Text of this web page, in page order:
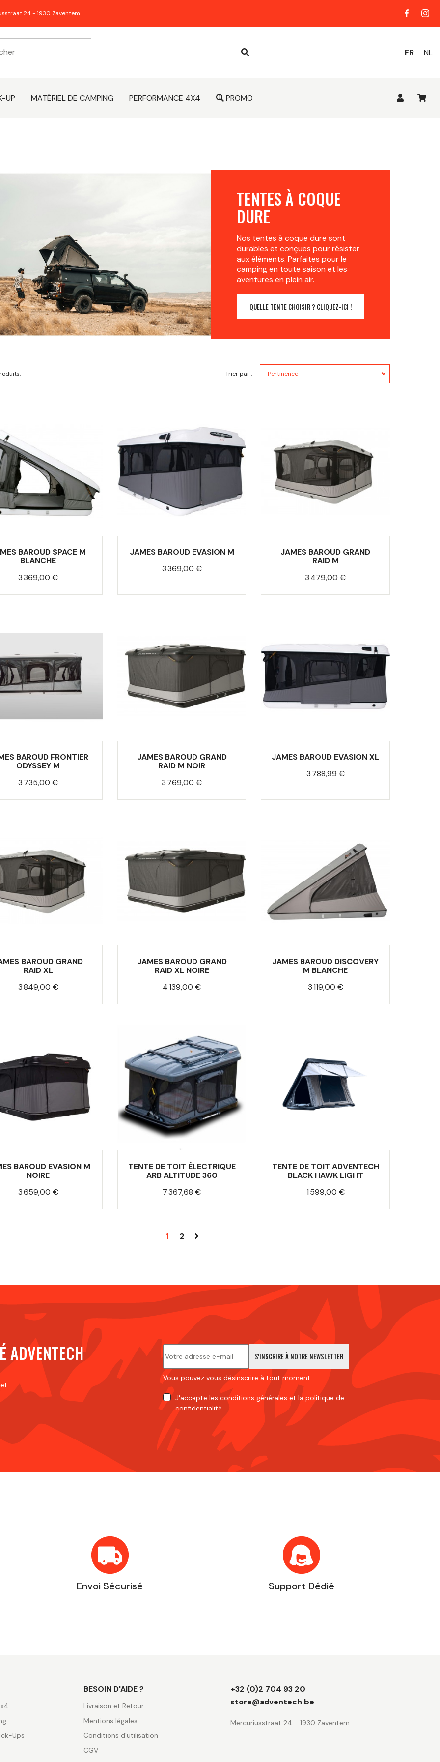
24 - 1930 Zaventem
LANGUE
FR NL
UP MATÉRIEL DE CAMPING PERFORMANCE 4X4 PROMO
TENTES À COQUE
DURE
Nos tentes à coque dure sont
durables et conçues pour résister
aux éléments. Parfaites pour le
camping en toute saison et les
aventures en plein air.
QUELLE TENTE CHOISIR ? CLIQUEZ-ICI !
Trier par :
BAROUD SPACE M
BLANCHE
Prix
3 369,00 €
JAMES BAROUD EVASION M
Prix
3 369,00 €
JAMES BAROUD GRAND
RAID M
Prix
3 479,00 €
BAROUD FRONTIER
ODYSSEY M
Prix
3 735,00 €
JAMES BAROUD GRAND
RAID M NOIR
Prix
3 769,00 €
JAMES BAROUD EVASION XL
Prix
3 788,99 €
BAROUD GRAND
RAID XL
Prix
3 849,00 €
JAMES BAROUD GRAND
RAID XL NOIRE
Prix
4 139,00 €
JAMES BAROUD DISCOVERY
M BLANCHE
Prix
3 119,00 €
BAROUD EVASION M
NOIRE
Prix
3 659,00 €
TENTE DE TOIT ÉLECTRIQUE
ARB ALTITUDE 360
Prix
7 367,68 €
TENTE DE TOIT ADVENTECH
BLACK HAWK LIGHT
Prix
1 599,00 €
1 2
ADVENTECH S'INSCRIRE À NOTRE NEWSLETTER
Vous pouvez vous désinscrire à tout moment.
J'accepte les conditions générales et la politique de
confidentialité
Envoi Sécurisé Support Dédié
Ups
BESOIN D'AIDE ?
Livraison et Retour
Mentions légales
Conditions d'utilisation
CGV
Informations
boutique
+32 (0)2 704 93 20
store@adventech.be
Mercuriusstraat 24 - 1930 Zaventem